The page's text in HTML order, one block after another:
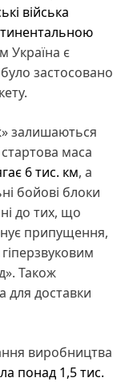
війська
Україна є
застосовано
залишаються
маса
6 тис. км, а
бойові блоки
до тих, що
припущення,
Також
для доставки
виробництва
понад 1,5 тис.